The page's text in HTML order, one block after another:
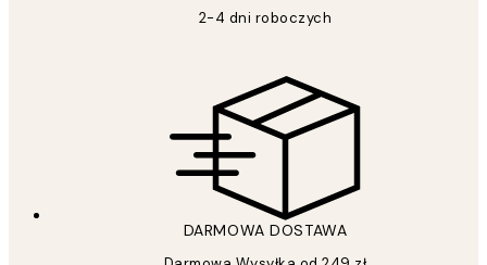
2-4 dni roboczych
DARMOWA DOSTAWA